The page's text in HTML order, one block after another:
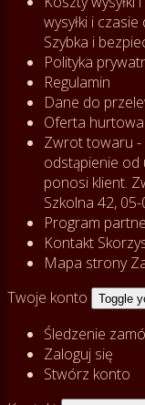
wysyłki i
Szybka i
Polityka
Regulamin
Dane do
Oferta hurtowa
Zwrot towaru
odstąpienie od
ponosi klient.
Szkolna 42,
Program
Kontakt
Mapa strony
Twoje konto
Toggle
Śledzenie
Zaloguj się
Stwórz konto